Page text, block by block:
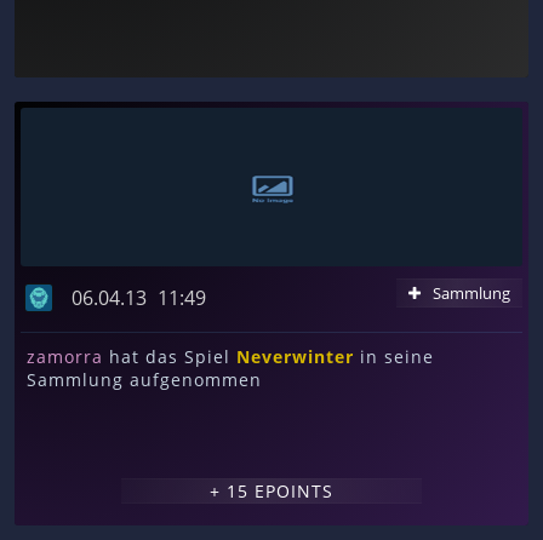
Sammlung
06.04.13 11:49
zamorra hat das Spiel Neverwinter in seine
Sammlung aufgenommen
+ 15 EPOINTS